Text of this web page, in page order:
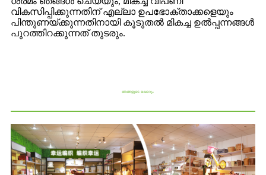
വികസിപ്പിക്കുന്നതിന് എല്ലാ ഉപഭോക്താക്കളെയും
പിന്തുണയ്ക്കുന്നതിനായി കൂടുതൽ മികച്ച ഉൽപ്പന്നങ്ങൾ
പുറത്തിറക്കുന്നത് തുടരും.
ഞങ്ങളുടെ ഷോറൂം